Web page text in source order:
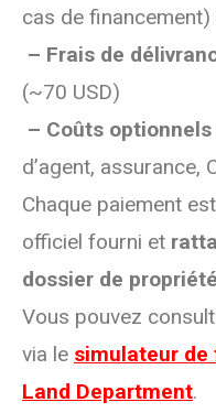
cas de
– Frais de
(~70 USD)
– Coûts optionnels
d’agent, assurance,
Chaque paiement
officiel fourni et
dossier de
Vous pouvez
via le simulateur
Land Department.